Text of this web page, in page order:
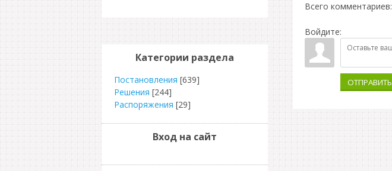
Всего комментариев:
Войдите:
ОТПРАВИТЬ
Категории раздела
Постановления [639]
Решения [244]
Распоряжения [29]
Вход на сайт